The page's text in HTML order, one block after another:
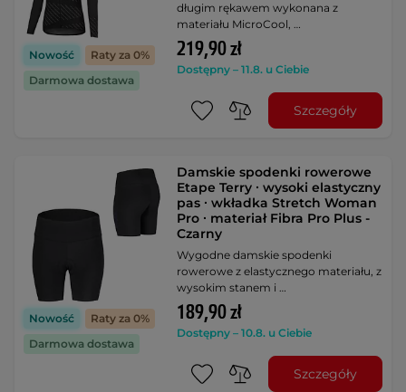
Nowość
Raty za 0%
Darmowa dostawa
długim rękawem wykonana z
materiału MicroCool, …
219,90 zł
Dostępny – 11.8. u Ciebie
Szczegóły
Nowość
Raty za 0%
Darmowa dostawa
Damskie spodenki rowerowe
Etape Terry ∙ wysoki elastyczny
pas ∙ wkładka Stretch Woman
Pro ∙ materiał Fibra Pro Plus -
Czarny
Wygodne damskie spodenki
rowerowe z elastycznego materiału, z
wysokim stanem i …
189,90 zł
Dostępny – 10.8. u Ciebie
Szczegóły